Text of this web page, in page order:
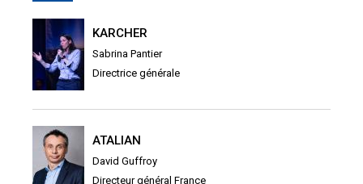
KARCHER
Sabrina Pantier
Directrice générale
ATALIAN
David Guffroy
Directeur général France